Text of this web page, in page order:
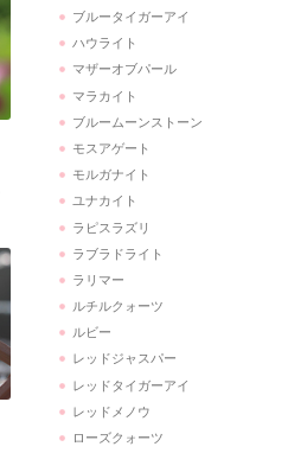
ブルータイガーアイ
ハウライト
マザーオブパール
マラカイト
ブルームーンストーン
モスアゲート
モルガナイト
ユナカイト
ラピスラズリ
ラブラドライト
ラリマー
ルチルクォーツ
ルビー
レッドジャスパー
レッドタイガーアイ
レッドメノウ
ローズクォーツ